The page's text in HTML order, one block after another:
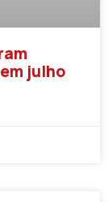
julho